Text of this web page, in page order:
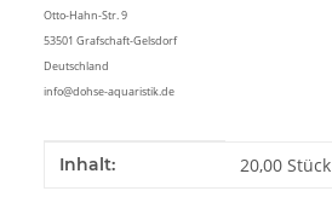
Otto-Hahn-Str. 9
53501 Grafschaft-Gelsdorf
Deutschland
info@dohse-aquaristik.de
Produkteigenschaft
Wert
Inhalt: 20,00 Stück